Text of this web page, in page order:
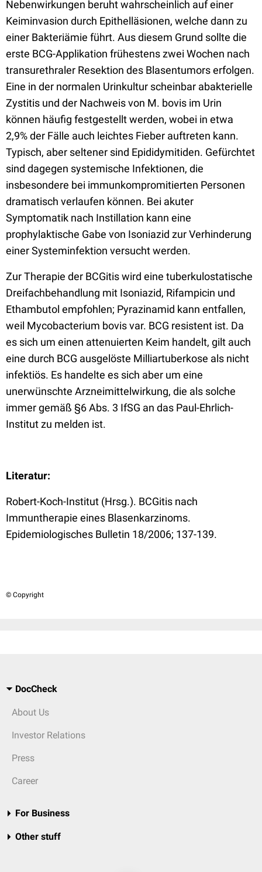
Nebenwirkungen beruht wahrscheinlich auf einer
Keiminvasion durch Epithelläsionen, welche dann zu
einer Bakteriämie führt. Aus diesem Grund sollte die
erste BCG-Applikation frühestens zwei Wochen nach
transurethraler Resektion des Blasentumors erfolgen.
Eine in der normalen Urinkultur scheinbar abakterielle
Zystitis und der Nachweis von M. bovis im Urin
können häufig festgestellt werden, wobei in etwa
2,9% der Fälle auch leichtes Fieber auftreten kann.
Typisch, aber seltener sind Epididymitiden. Gefürchtet
sind dagegen systemische Infektionen, die
insbesondere bei immunkompromitierten Personen
dramatisch verlaufen können. Bei akuter
Symptomatik nach Instillation kann eine
prophylaktische Gabe von Isoniazid zur Verhinderung
einer Systeminfektion versucht werden.
Zur Therapie der BCGitis wird eine tuberkulostatische
Dreifachbehandlung mit Isoniazid, Rifampicin und
Ethambutol empfohlen; Pyrazinamid kann entfallen,
weil Mycobacterium bovis var. BCG resistent ist. Da
es sich um einen attenuierten Keim handelt, gilt auch
eine durch BCG ausgelöste Milliartuberkose als nicht
infektiös. Es handelte es sich aber um eine
unerwünschte Arzneimittelwirkung, die als solche
immer gemäß §6 Abs. 3 IfSG an das Paul-Ehrlich-
Institut zu melden ist.
Literatur:
Robert-Koch-Institut (Hrsg.). BCGitis nach
Immuntherapie eines Blasenkarzinoms.
Epidemiologisches Bulletin 18/2006; 137-139.
© Copyright
DocCheck
About Us
Investor Relations
Press
Career
For Business
Other stuff